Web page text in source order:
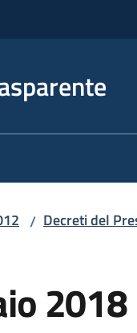
/ Decreti del
2018